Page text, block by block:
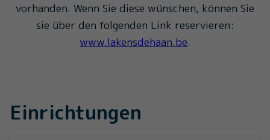
vorhanden. Wenn Sie diese wünschen, können Sie
sie über den folgenden Link reservieren:
www.lakensdehaan.be.
Einrichtungen